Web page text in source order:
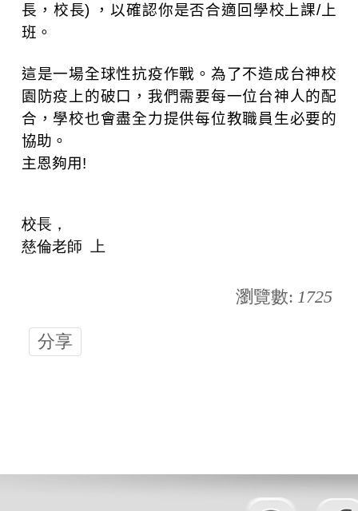
長，校長) ，以確認你是否合適回學校上課/上
班。
這是一場全球性抗疫作戰。 為了不造成台神校
園防疫上的破口，我們需要每一位台神人的配
合，學校也會盡全力提供每位教職員生必要的
協助。
主恩夠用!
校長，
慈倫老師 上
瀏覽數: 1725
分享